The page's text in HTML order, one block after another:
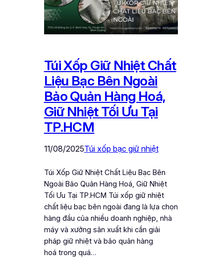
Túi Xốp Giữ Nhiệt Chất
Liệu Bạc Bên Ngoài
Bảo Quản Hàng Hoá,
Giữ Nhiệt Tối Ưu Tại
TP.HCM
11/08/2025Túi xốp bạc giữ nhiệt
Túi Xốp Giữ Nhiệt Chất Liệu Bạc Bên
Ngoài Bảo Quản Hàng Hoá, Giữ Nhiệt
Tối Ưu Tại TP.HCM Túi xốp giữ nhiệt
chất liệu bạc bên ngoài đang là lựa chọn
hàng đầu của nhiều doanh nghiệp, nhà
máy và xưởng sản xuất khi cần giải
pháp giữ nhiệt và bảo quản hàng
hoá trong quá…